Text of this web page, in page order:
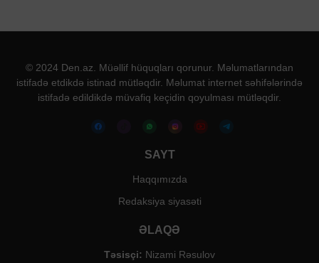
© 2024 Den.az. Müəllif hüquqları qorunur. Məlumatlarından
istifadə etdikdə istinad mütləqdir. Məlumat internet səhifələrində
istifadə edildikdə müvafiq keçidin qoyulması mütləqdir.
SAYT
Haqqımızda
Redaksiya siyasəti
ƏLAQƏ
Təsisçi: Nizami Rəsulov